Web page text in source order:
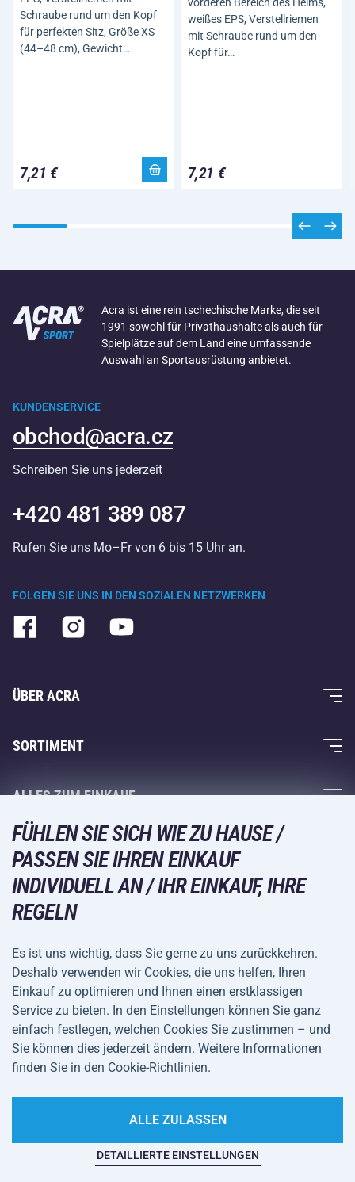
Schraube rund um den Kopf
für perfekten Sitz, Größe XS
(44–48 cm), Gewicht…
7,21 €
weißes EPS, Verstellriemen
mit Schraube rund um den
Kopf für…
7,21 €
Acra ist eine rein tschechische Marke, die seit
1991 sowohl für Privathaushalte als auch für
Spielplätze auf dem Land eine umfassende
Auswahl an Sportausrüstung anbietet.
FOLGEN SIE UNS IN DEN SOZIALEN NETZWERKEN
KUNDENSERVICE
obchod@acra.cz
Schreiben Sie uns jederzeit
+420 481 389 087
Rufen Sie uns Mo–Fr von 6 bis 15 Uhr an.
ÜBER ACRA
Über uns
Acra-Garantie
Kontakte
Großhandel
Einkaufsratgeber
SORTIMENT
Fitness und Krafttraining
Racketsportarten
Wintersport
Freizeit und Unterhaltung
Camping und Wandern
Fahrräder und Roller
Ballsportarten
Wassersport
Sportbekleidung und Accessoires
ALLES ZUM EINKAUF
Acra-Garantie
Rückgabe und Reklamationen
VERSANDARTEN
ZAHLUNGSARTEN
Allgemeine
Geschäftsbedingungen
Datenschutz
Cookie-Einstellungen
Auf dieser Website spukt es
FÜHLEN SIE SICH WIE ZU HAUSE /
PASSEN SIE IHREN EINKAUF
INDIVIDUELL AN / IHR EINKAUF, IHRE
REGELN
Es ist uns wichtig, dass Sie gerne zu uns zurückkehren.
Deshalb verwenden wir Cookies, die uns helfen, Ihren
Einkauf zu optimieren und Ihnen einen erstklassigen
Service zu bieten. In den Einstellungen können Sie ganz
einfach festlegen, welchen Cookies Sie zustimmen – und
Sie können dies jederzeit ändern. Weitere Informationen
finden Sie in den Cookie-Richtlinien.
DETAILLIERTE EINSTELLUNGEN
ALLE ZULASSEN